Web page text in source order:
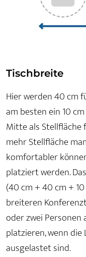
Tischbreite
Hier werden 40 cm
am besten ein 10
Mitte als Stellfläche
mehr Stellfläche
komfortabler
platziert werden.
(40 cm + 40 cm +
breiteren
oder zwei Personen
platzieren, wenn
ausgelastet sind.